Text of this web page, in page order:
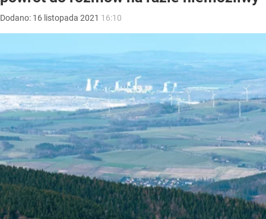
Dodano: 16 listopada 2021 16:10